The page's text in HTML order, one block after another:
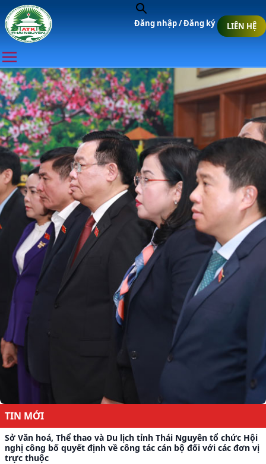
LIÊN HỆ
Đăng nhập /Đăng ký
TIN MỚI
Sở Văn hoá, Thể thao và Du lịch tỉnh Thái Nguyên tổ chức Hội
nghị công bố quyết định về công tác cán bộ đối với các đơn vị
trực thuộc